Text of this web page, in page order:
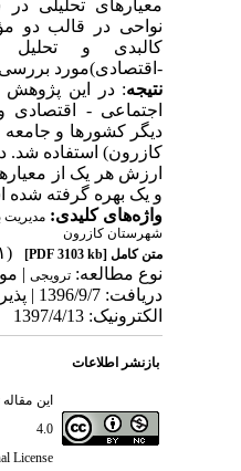
معیارهای تحلیلی در
نواحی در قالب دو
کالبدی
و تحلیل
-اقتصادی)مورد بررسی
نتیجه: در این پژوهش
اجتماعی - اقتصادی
دیگر کشورها و جامعه
کازرون) استفاده شد.
ارزش هر یک از
و یک بهره گرفته شده
واژه‌های کلیدی: مدیریت
شهرستان کازرون
متن کامل [PDF 3103 kb]
(۱۶۵۱ دریافت)
نوع مطالعه: ترویجی|
الکترونیک: 1397/4/13
بازنشر اطلاعات
این
4.0
License